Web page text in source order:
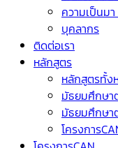
ความเป็นม
บุคลากร
ติดต่อเรา
หลักสูตร
หลักสูตรทั้ง
มัธยมศึกษา
มัธยมศึกษา
โครงการ